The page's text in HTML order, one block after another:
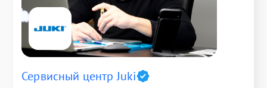
Сервисный центр Juki